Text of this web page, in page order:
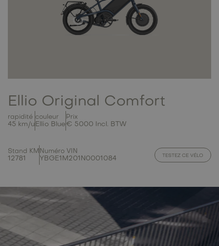
Ellio Original Comfort
rapidité
45 km/u
couleur
Ellio Blue
Prix
€ 5000 Incl. BTW
Stand KM
12781
Numéro VIN
YBGE1M201N0001084
TESTEZ CE VÉLO